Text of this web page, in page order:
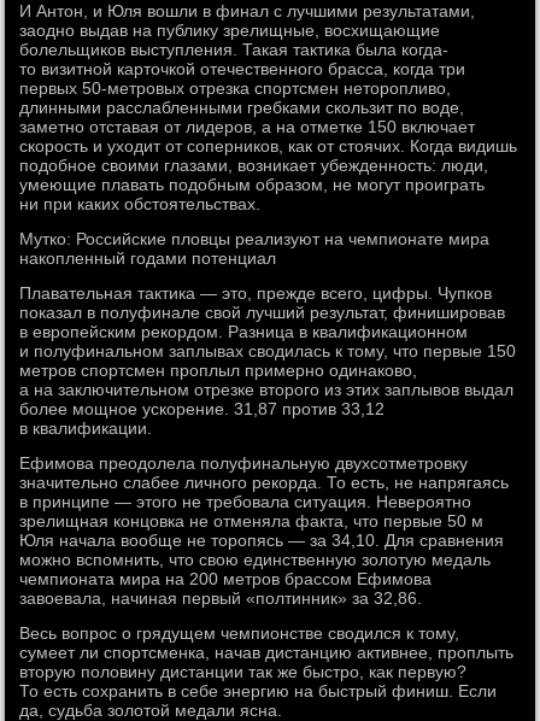
И Антон, и Юля вошли в финал с лучшими результатами,
заодно выдав на публику зрелищные, восхищающие
болельщиков выступления. Такая тактика была когда-
то визитной карточкой отечественного брасса, когда три
первых 50-метровых отрезка спортсмен неторопливо,
длинными расслабленными гребками скользит по воде,
заметно отставая от лидеров, а на отметке 150 включает
скорость и уходит от соперников, как от стоячих. Когда видишь
подобное своими глазами, возникает убежденность: люди,
умеющие плавать подобным образом, не могут проиграть
ни при каких обстоятельствах.
Мутко: Российские пловцы реализуют на чемпионате мира
накопленный годами потенциал
Плавательная тактика — это, прежде всего, цифры. Чупков
показал в полуфинале свой лучший результат, финишировав
в европейским рекордом. Разница в квалификационном
и полуфинальном заплывах сводилась к тому, что первые 150
метров спортсмен проплыл примерно одинаково,
а на заключительном отрезке второго из этих заплывов выдал
более мощное ускорение. 31,87 против 33,12
в квалификации.
Ефимова преодолела полуфинальную двухсотметровку
значительно слабее личного рекорда. То есть, не напрягаясь
в принципе — этого не требовала ситуация. Невероятно
зрелищная концовка не отменяла факта, что первые 50 м
Юля начала вообще не торопясь — за 34,10. Для сравнения
можно вспомнить, что свою единственную золотую медаль
чемпионата мира на 200 метров брассом Ефимова
завоевала, начиная первый «полтинник» за 32,86.
Весь вопрос о грядущем чемпионстве сводился к тому,
сумеет ли спортсменка, начав дистанцию активнее, проплыть
вторую половину дистанции так же быстро, как первую?
То есть сохранить в себе энергию на быстрый финиш. Если
да, судьба золотой медали ясна.